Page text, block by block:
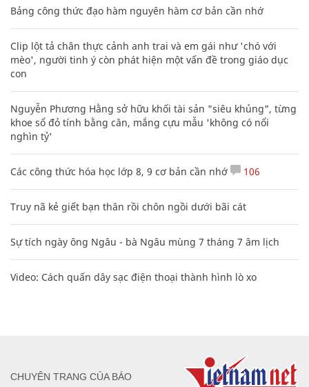
Bảng công thức đạo hàm nguyên hàm cơ bản cần nhớ
Clip lột tả chân thực cảnh anh trai và em gái như 'chó với
mèo', người tinh ý còn phát hiện một vấn đề trong giáo dục
con
Nguyễn Phương Hằng sở hữu khối tài sản "siêu khủng", từng
khoe sổ đỏ tính bằng cân, mắng cựu mẫu 'không có nổi
nghìn tỷ'
Các công thức hóa học lớp 8, 9 cơ bản cần nhớ 106
Truy nã kẻ giết bạn thân rồi chôn ngồi dưới bãi cát
Sự tích ngày ông Ngâu - bà Ngâu mùng 7 tháng 7 âm lịch
Video: Cách quấn dây sạc điện thoại thành hình lò xo
CHUYÊN TRANG CỦA BÁO